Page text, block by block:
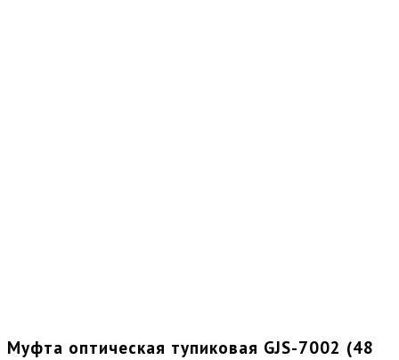
Муфта оптическая тупиковая GJS-7002 (48